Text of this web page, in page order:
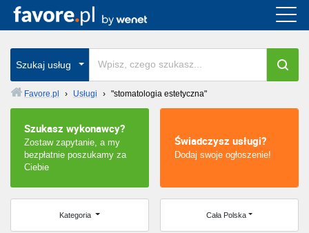
Szukaj usług
Favore.pl › Usługi › "stomatologia estetyczna"
Szukasz wykonawcy?
Zostaw zapytanie, a my
bezpłatnie poszukamy za
Ciebie
Świadczysz usługi?
Dodaj swoje ogłoszenie!
Kategoria Cała Polska
Cała Polska
wszystkie w całym kraju
Warszawa
Wrocław